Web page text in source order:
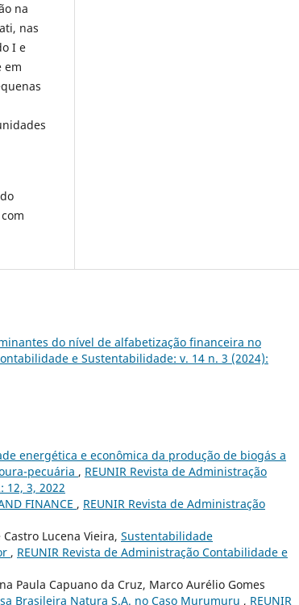
na
nas
I e
em
do nível de alfabetização financeira no
e Sustentabilidade: v. 14 n. 3 (2024):
energética e econômica da produção de biogás a
pecuária , REUNIR Revista de Administração
12, 3, 2022
FINANCE , REUNIR Revista de Administração
Lucena Vieira, Sustentabilidade
, REUNIR Revista de Administração Contabilidade e
Paula Capuano da Cruz, Marco Aurélio Gomes
Brasileira Natura S.A. no Caso Murumuru , REUNIR